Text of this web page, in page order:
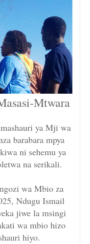
Mtwara
ya Mji wa
barabara mpya
ni sehemu ya
na serikali.
wa Mbio za
Ndugu Ismail
jiwe la msingi
wa mbio hizo
hiyo.